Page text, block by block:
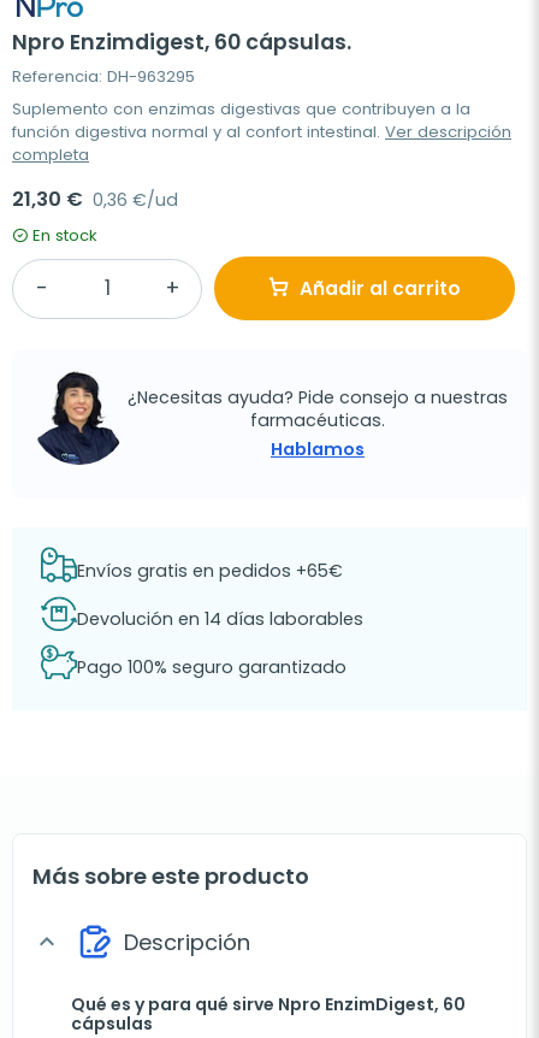
Npro Enzimdigest, 60 cápsulas.
Referencia: DH-963295
Suplemento con enzimas digestivas que contribuyen a la
función digestiva normal y al confort intestinal. Ver descripción
completa
21,30 € 0,36 €/ud
En stock
Añadir al carrito
¿Necesitas ayuda? Pide consejo a nuestras
farmacéuticas.
Hablamos
Envíos gratis en pedidos +65€
Devolución en 14 días laborables
Pago 100% seguro garantizado
Más sobre este producto
expand_more Descripción
Qué es y para qué sirve Npro EnzimDigest, 60
cápsulas